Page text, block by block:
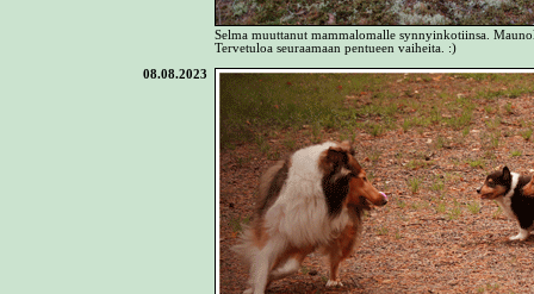
Selma muuttanut mammalomalle synnyinkotiinsa.
Tervetuloa seuraamaan pentueen vaiheita. :)
08.08.2023